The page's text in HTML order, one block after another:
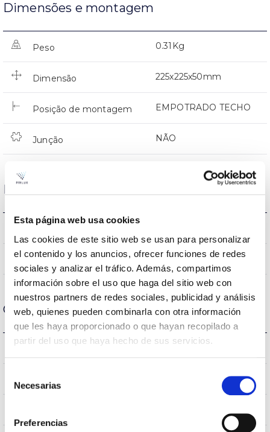
Esta página web usa cookies
Las cookies de este sitio web se usan para personalizar
el contenido y los anuncios, ofrecer funciones de redes
sociales y analizar el tráfico. Además, compartimos
información sobre el uso que haga del sitio web con
nuestros partners de redes sociales, publicidad y análisis
web, quienes pueden combinarla con otra información
que les haya proporcionado o que hayan recopilado a
partir del uso que haya hecho de sus servicios.
Necesarias
Preferencias
Dimensões e montagem
Peso 0.31Kg
Dimensão 225x225x50mm
Posição de montagem EMPOTRADO TECHO
Junção NÃO
Dados ópticos
CRI Índice de repr. cromática 80
Carcaça e Acabamento
Índice de estanqueidade IP
Intensidade (A) IP40